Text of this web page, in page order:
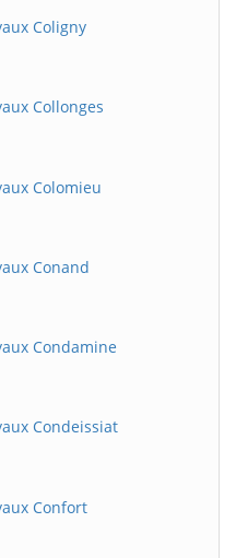
Coligny
Collonges
Colomieu
Conand
Condamine
Condeissiat
Confort